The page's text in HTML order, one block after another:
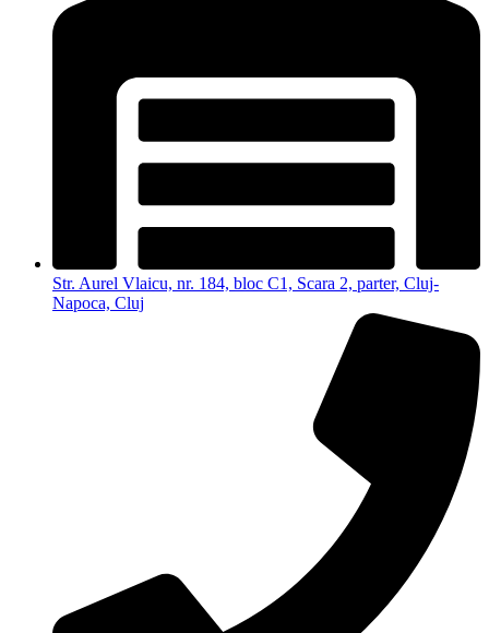
Str. Aurel Vlaicu, nr. 184, bloc C1, Scara 2, parter, Cluj-
Napoca, Cluj